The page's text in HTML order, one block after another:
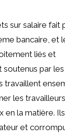
sur salaire fait
bancaire, et
liés et
par
travaillent
les
en la matière.
et